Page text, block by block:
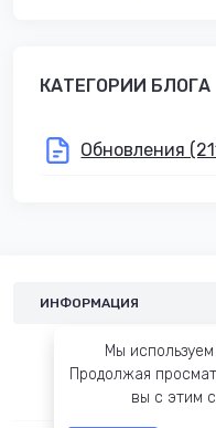
КАТЕГОРИИ БЛОГА
Обновления
ИНФОРМАЦИЯ
Услуги
Мы
Продолжая
вы с этим